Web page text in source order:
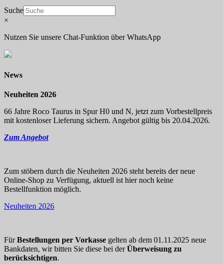
Suche
×
Nutzen Sie unsere Chat-Funktion über WhatsApp
News
Neuheiten 2026
66 Jahre Roco Taurus in Spur H0 und N, jetzt zum Vorbestellpreis
mit kostenloser Lieferung sichern. Angebot gültig bis 20.04.2026.
Zum Angebot
Zum stöbern durch die Neuheiten 2026 steht bereits der neue
Online-Shop zu Verfügung, aktuell ist hier noch keine
Bestellfunktion möglich.
Neuheiten 2026
FürBestellungen per Vorkasse gelten ab dem 01.11.2025 neue
Bankdaten, wir bitten Sie diese bei derÜberweisung zu
berücksichtigen.